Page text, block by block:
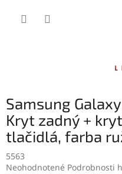
Samsung
Kryt zadný +
tlačidlá, farba
5563
Priemerné
Neohodnotené Podrobnosti